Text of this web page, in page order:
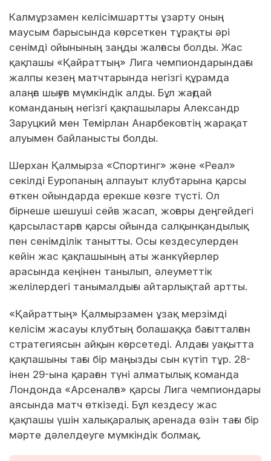
Калмұрзамен келісімшартты ұзарту оның
маусым барысында көрсеткен тұрақты әрі
сенімді ойынының заңды жалғасы болды. Жас
қақпашы «Қайраттың» Лига чемпиондарындағы
жалпы кезең матчтарында негізгі құрамда
алаңға шығуға мүмкіндік алды. Бұл жағдай
команданың негізгі қақпашылары Александр
Заруцкий мен Темірлан Анарбековтің жарақат
алуымен байланысты болды.
Шерхан Қалмырза «Спортинг» және «Реал»
секілді Еуропаның алпауыт клубтарына қарсы
өткен ойындарда ерекше көзге түсті. Ол
бірнеше шешуші сейв жасап, жоғары деңгейдегі
қарсыластарға қарсы ойында салқынқандылық
пен сенімділік танытты. Осы кездесулерден
кейін жас қақпашының аты жанкүйерлер
арасында кеңінен танылып, әлеуметтік
желілердегі танымалдығы айтарлықтай артты.
«Қайраттың» Қалмырзамен ұзақ мерзімді
келісім жасауы клубтың болашаққа бағытталған
стратегиясын айқын көрсетеді. Алдағы уақытта
қақпашыны тағы бір маңызды сын күтіп тұр. 28-
інен 29-ына қараған түні алматылық команда
Лондонда «Арсеналға» қарсы Лига чемпиондары
аясында матч өткізеді. Бұл кездесу жас
қақпашы үшін халықаралық аренада өзін тағы бір
мәрте дәлелдеуге мүмкіндік болмақ.